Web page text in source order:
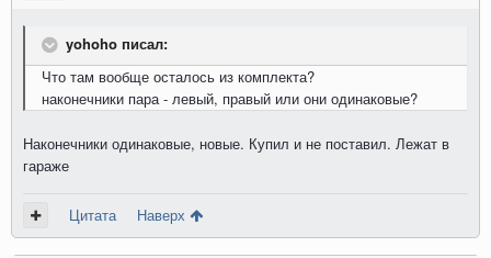
yohoho писал:
Что там вообще осталось из комплекта?
наконечники пара - левый, правый или они одинаковые?
Наконечники одинаковые, новые. Купил и не поставил. Лежат в
гараже
Цитата Наверх